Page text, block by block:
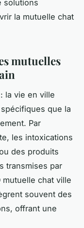
solutions
la mutuelle chat
mutuelles
la vie en ville
que la
Par
les intoxications
des produits
transmises par
mutuelle chat ville
souvent des
offrant une